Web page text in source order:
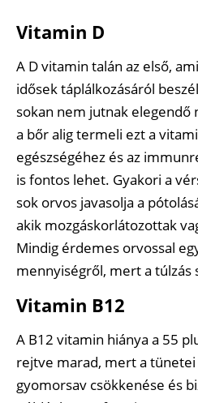
Vitamin D
A D vitamin talán az első,
idősek táplálkozásáról
sokan nem jutnak elegendő
a bőr alig termeli ezt a
egészségéhez és az
is fontos lehet. Gyakori a
sok orvos javasolja a
akik mozgáskorlátozottak
Mindig érdemes orvossal
mennyiségről, mert a túlzás
Vitamin B12
A B12 vitamin hiánya a 55
rejtve marad, mert a tünetei
gyomorsav csökkenése és